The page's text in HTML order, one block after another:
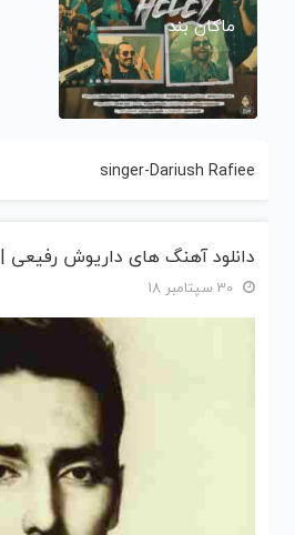
ماکان بند
singer-Dariush Rafiee
دانلود آهنگ های داریوش رفیعی | Dariush Rafiee